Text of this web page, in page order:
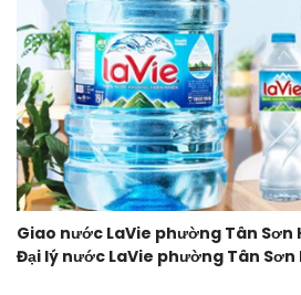
Giao nước LaVie phường Tân Sơn
Đại lý nước LaVie phường Tân Sơn